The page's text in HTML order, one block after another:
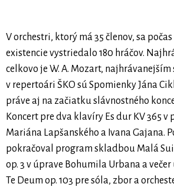
V orchestri, ktorý má 35 členov, sa
existencie vystriedalo 180 hráčov.
celkovo je W. A. Mozart,
v repertoári ŠKO sú Spomienky Jána
práve aj na začiatku slávnostného
Koncert pre dva klavíry Es dur KV 365 v
Mariána Lapšanského a Ivana Gajana.
pokračoval program skladbou Malá
op. 3 v úprave Bohumila Urbana a
Te Deum op. 103 pre sóla, zbor a